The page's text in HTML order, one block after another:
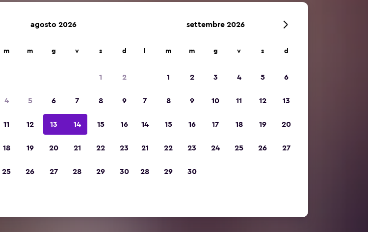
agosto 2026
m m g v s d
1 2
4 5 6 7 8 9
11 12 13 14 15 16
18 19 20 21 22 23
25 26 27 28 29 30
settembre 2026
m m g v s d
1 2 3 4 5 6
7 8 9 10 11 12 13
14 15 16 17 18 19 20
21 22 23 24 25 26 27
28 29 30